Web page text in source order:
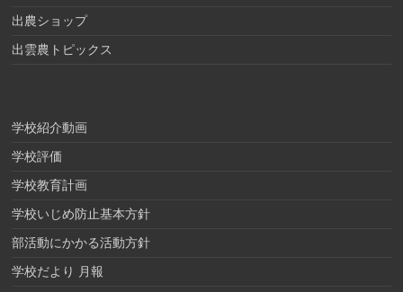
出農ショップ
出雲農トピックス
学校紹介動画
学校評価
学校教育計画
学校いじめ防止基本方針
部活動にかかる活動方針
学校だより 月報